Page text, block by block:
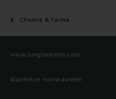
Chemie & farma
www.jungheinrich.com
Algemene voorwaarden